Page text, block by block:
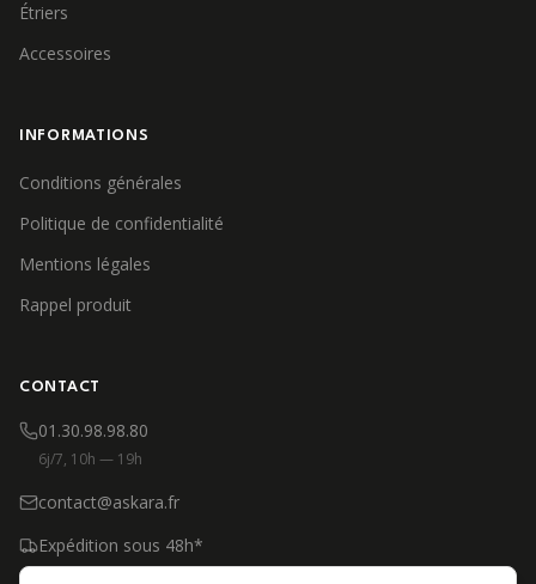
Étriers
Accessoires
INFORMATIONS
Conditions générales
Politique de confidentialité
Mentions légales
Rappel produit
CONTACT
01.30.98.98.80
6j/7, 10h — 19h
contact@askara.fr
Expédition sous 48h*
*Produits en stock, jours ouvrés